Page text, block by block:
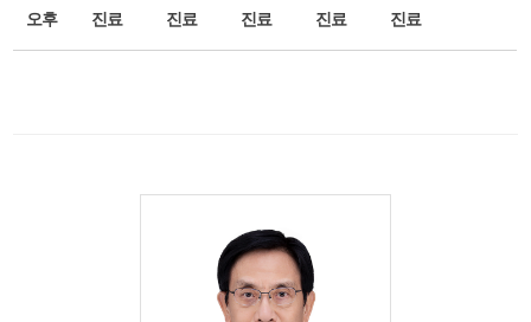
오후 진료 진료 진료 진료 진료